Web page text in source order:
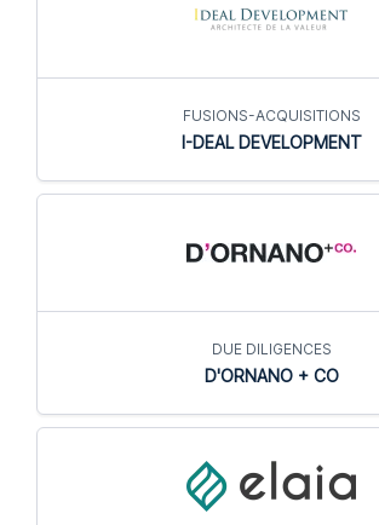
FUSIONS-ACQUISITIONS
I-DEAL DEVELOPMENT
DUE DILIGENCES
D'ORNANO + CO